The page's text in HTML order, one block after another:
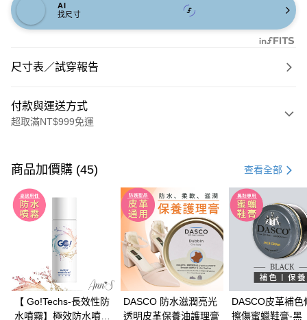
AI
找尺寸
尺寸表／試穿報告
付款與運送方式
超取滿NT$999免運
信用卡一次付款
信用卡分期付款
3 期 0 利率 每期 NT$760 21家銀行
合作金庫商業銀行
第一商業銀行
華南商業銀行
彰化商業銀行
上海商業儲蓄銀行
台北富邦商業銀行
國泰世華商業銀行
兆豐國際商業銀行
臺灣中小企業銀行
台中商業銀行
匯豐（台灣）商業銀行
華泰商業銀行
6 期 0 利率 每期 NT$380 21家銀行
合作金庫商業銀行
第一商業銀行
華南商業銀行
彰化商業銀行
上海商業儲蓄銀行
台北富邦商業銀行
國泰世華商業銀行
兆豐國際商業銀行
臺灣中小企業銀行
台中商業銀行
超商取貨付款
LINE Pay
商品加價購 (45) 查看全部
【 Go!Techs-長效性防
水噴霧】極效防水噴霧
DASCO 防水滋潤亮光
透明皮革保養油護理膏
DASCO皮革補色
擦傷蜜蠟鞋膏-黑